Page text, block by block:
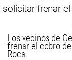
Los vecinos de
frenar el cobro
Roca